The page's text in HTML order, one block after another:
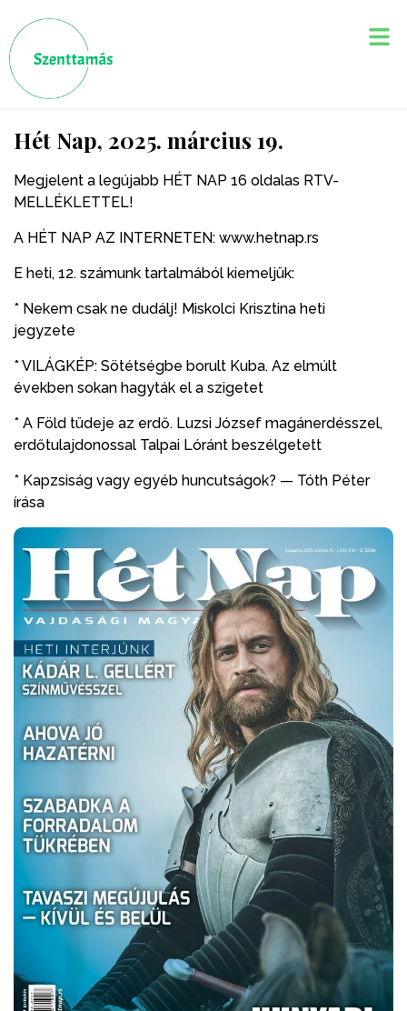
Hét Nap, 2025. március 19.
Megjelent a legújabb HÉT NAP 16 oldalas RTV-
MELLÉKLETTEL!
A HÉT NAP AZ INTERNETEN: www.hetnap.rs
E heti, 12. számunk tartalmából kiemeljük:
* Nekem csak ne dudálj! Miskolci Krisztina heti
jegyzete
* VILÁGKÉP: Sötétségbe borult Kuba. Az elmúlt
években sokan hagyták el a szigetet
* A Föld tüdeje az erdő. Luzsi József magánerdésszel,
erdőtulajdonossal Talpai Lóránt beszélgetett
* Kapzsiság vagy egyéb huncutságok? — Tóth Péter
írása